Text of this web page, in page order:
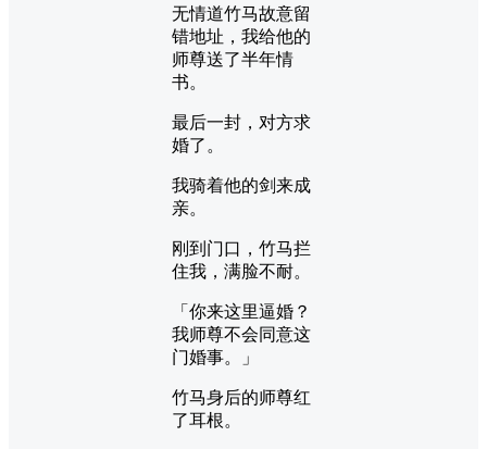
无情道竹马故意留
错地址，我给他的
师尊送了半年情
书。
最后一封，对方求
婚了。
我骑着他的剑来成
亲。
刚到门口，竹马拦
住我，满脸不耐。
「你来这里逼婚？
我师尊不会同意这
门婚事。」
竹马身后的师尊红
了耳根。